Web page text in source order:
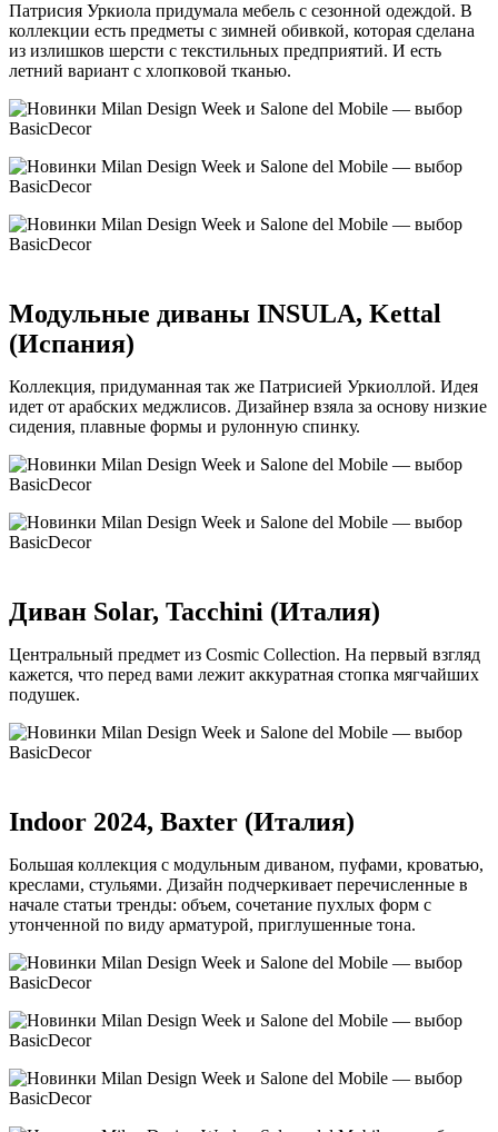
Патрисия Уркиола придумала мебель с сезонной одеждой. В
коллекции есть предметы с зимней обивкой, которая сделана
из излишков шерсти с текстильных предприятий. И есть
летний вариант с хлопковой тканью.
Модульные диваны INSULA, Kettal
(Испания)
Коллекция, придуманная так же Патрисией Уркиоллой. Идея
идет от арабских меджлисов. Дизайнер взяла за основу низкие
сидения, плавные формы и рулонную спинку.
Диван Solar, Tacchini (Италия)
Центральный предмет из Cosmic Collection. На первый взгляд
кажется, что перед вами лежит аккуратная стопка мягчайших
подушек.
Indoor 2024, Baxter (Италия)
Большая коллекция с модульным диваном, пуфами, кроватью,
креслами, стульями. Дизайн подчеркивает перечисленные в
начале статьи тренды: объем, сочетание пухлых форм с
утонченной по виду арматурой, приглушенные тона.